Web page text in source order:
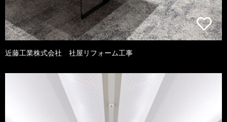
近藤工業株式会社 社屋リフォーム工事